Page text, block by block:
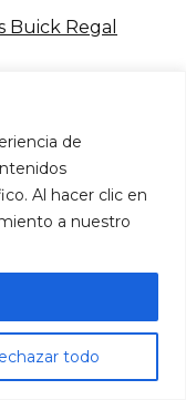
de
Al hacer clic en
a nuestro
todo
Buick Regal
Verano
Verano
Verano
Buick Lucerne